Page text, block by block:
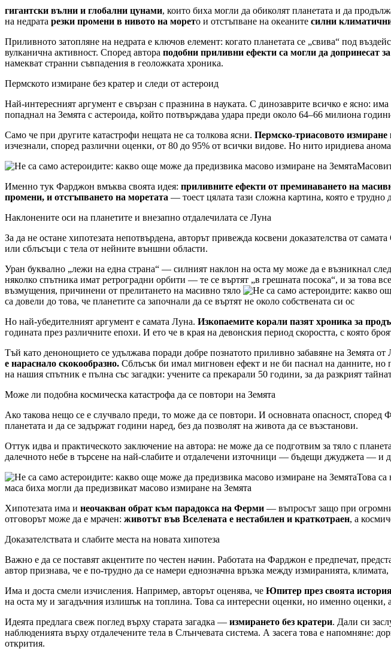
гигантски вълни и глобални цунами, които биха могли да обиколят планетата и да
на недрата резки промени в нивото на морето и отстъпване на океаните силни
Приливното затопляне на недрата е ключов елемент: когато планетата се „свива“ под
вулканична активност. Според автора подобни приливни ефекти са могли да допринесат
намекват странни съвпадения в геоложката хроника.
Пермското измиране без кратер и следи от астероид
Най-интересният аргумент е свързан с празнина в науката. С динозаврите всичко е ясно:
попаднал на Земята с астероида, който потвърждава удара преди около 64–66 милиона
Само че при другите катастрофи нещата не са толкова ясни. Пермско-триасовото
изчезнали, според различни оценки, от 80 до 95% от всички видове. Но нито иридиева
Именно тук Фарджон вмъква своята идея: приливните ефекти от преминаването на
промени, и отстъпването на моретата — тоест цялата тази сложна картина, която е трудно
Наклонените оси на планетите и внезапно отдалечилата се Луна
За да не остане хипотезата непотвърдена, авторът привежда косвени доказателства от
или сблъсъци с тела от нейните външни области.
Уран буквално „лежи на една страна“ — силният наклон на оста му може да е възникнал
няколко спътника имат ретроградни орбити — те се въртят „в грешната посока“, и за това
възмущения, причинени от прелитането на масивно тяло
са довели до това, че планетите са започнали да се въртят не около собствената си ос
Но най-убедителният аргумент е самата Луна. Изкопаемите корали пазят хроника за
годината през различните епохи. И ето че в края на девонския период скоростта, с която
Тъй като денонощието се удължава поради добре познатото приливно забавяне на Земята от
е нараснало скокообразно. Сблъсък би имал мигновен ефект и не би паснал на данните,
на нашия спътник е пълна със загадки: учените са прекарали 50 години, за да разкрият
Може ли подобна космическа катастрофа да се повтори на Земята
Ако такова нещо се е случвало преди, то може да се повтори. И основната опасност, според
планетата и да се задържат години наред, без да позволят на живота да се възстанови.
Оттук идва и практическото заключение на автора: не може да се подготвим за тяло с
далечното небе в търсене на най-слабите и отдалечени източници — бъдещи джуджета —
Това са
маса биха могли да предизвикат масово измиране на Земята
Хипотезата има и неочакван обрат към парадокса на Ферми — въпросът защо при
отговорът може да е мрачен: животът във Вселената е нестабилен и краткотраен, а
Доказателствата и слабите места на новата хипотеза
Важно е да се поставят акцентите по честен начин. Работата на Фарджон е предпечат,
автор признава, че е по-трудно да се намери еднозначна връзка между измиранията,
Има и доста смели изчисления. Например, авторът оценява, че Юпитер през своята
на оста му и загадъчния излишък на топлина. Това са интересни оценки, но именно оценки,
Идеята предлага свеж поглед върху старата загадка — измирането без кратери. Дали си
наблюденията върху отдалечените тела в Слънчевата система. А засега това е напомняне:
открития.